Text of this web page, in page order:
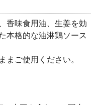
香味食用油、生姜を効
本格的な油淋鶏ソース
まご使用ください。